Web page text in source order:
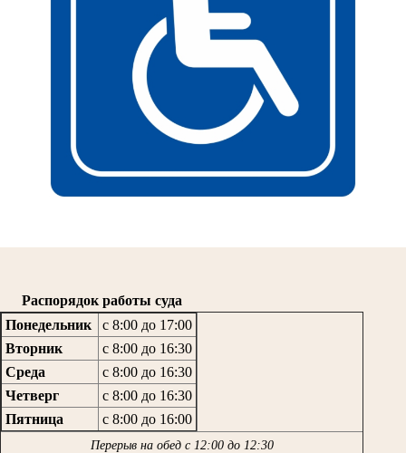
Распорядок работы суда
Понедельник
с 8:00 до 17:00
Вторник
с 8:00 до 16:30
Среда
с 8:00 до 16:30
Четверг
с 8:00 до 16:30
Пятница
с 8:00 до 16:00
Перерыв на обед с 12:00 до 12:30